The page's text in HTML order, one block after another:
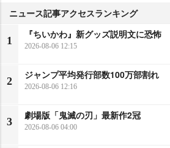
ニュース記事アクセスランキング
1
『ちいかわ』新グッズ説明文に恐怖
2026-08-06 12:15
2
ジャンプ平均発行部数100万部割れ
2026-08-06 12:16
3
劇場版「鬼滅の刃」最新作2冠
2026-08-06 04:00